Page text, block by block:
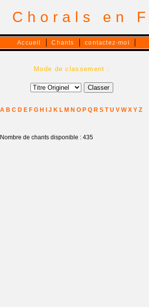
Chorals en
Accueil Chants contactez-moi
Mode de classement :
A B C D E F G H J K L M N O P Q R S T U V W X Y Z
Nombre de chants disponible : 435